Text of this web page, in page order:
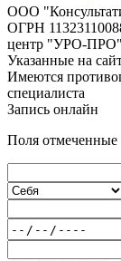
ООО
ОГРН
центр "УРО-ПРО"
Указанные на
Имеются
специалиста
Запись онлайн
Поля отмеченные